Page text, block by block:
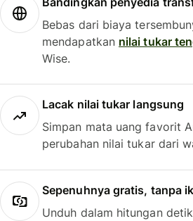
Bebas dari biaya
mendapatkan nilai tukar
Wise.
Lacak nilai tukar langsung
Simpan mata uang favorit
perubahan nilai tukar dari
Sepenuhnya gratis, tanpa
Unduh dalam hitungan